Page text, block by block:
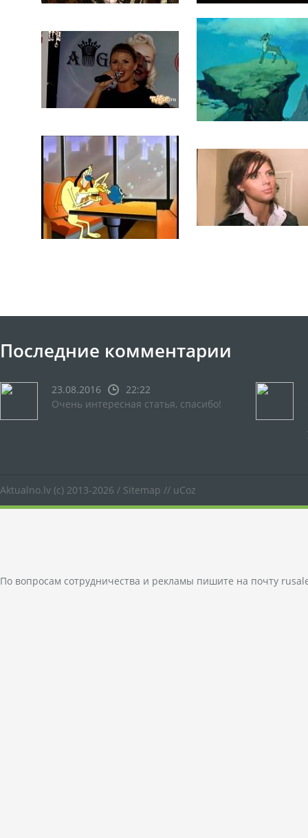
Последние комментарии
23.08.2016
22:22
Очень интересная статья, спасибо!
Aktualno.lv (c) 2013-2026 / Sitemap // uCoz
По вопросам сотрудничества и рекламы пишите на почту